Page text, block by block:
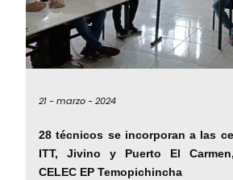
21 -marzo -2024
28 técnicos se incorporan a las
ITT, Jivino y Puerto El
CELEC EP Temopichincha